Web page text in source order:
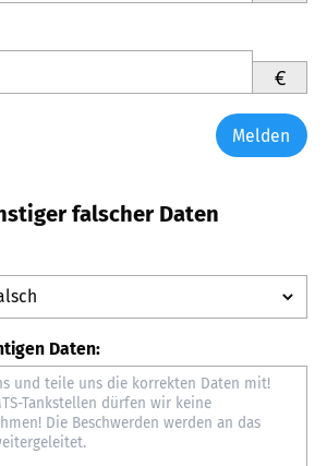
€
Melden
falscher Daten
Daten: